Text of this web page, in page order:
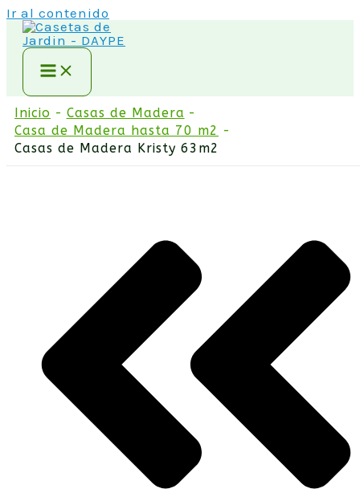
Ir al contenido
Inicio
Casas de Madera
Casa de Madera hasta 70 m2
Casas de Madera Kristy 63m2